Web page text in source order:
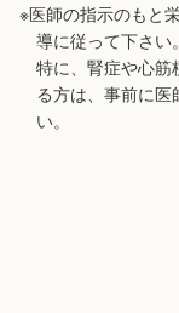
※医師の指示のもと
導に従って下さい。
特に、腎症や心筋
る方は、事前に医
い。